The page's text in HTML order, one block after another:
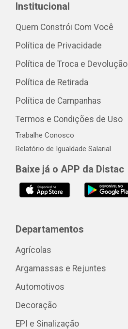
Institucional
Quem Constrói Com Você
Política de Privacidade
Política de Troca e Devolução
Política de Retirada
Política de Campanhas
Termos e Condições de Uso
Trabalhe Conosco
Relatório de Igualdade Salarial
Baixe já o APP da Distac
Departamentos
Agrícolas
Argamassas e Rejuntes
Automotivos
Decoração
EPI e Sinalização